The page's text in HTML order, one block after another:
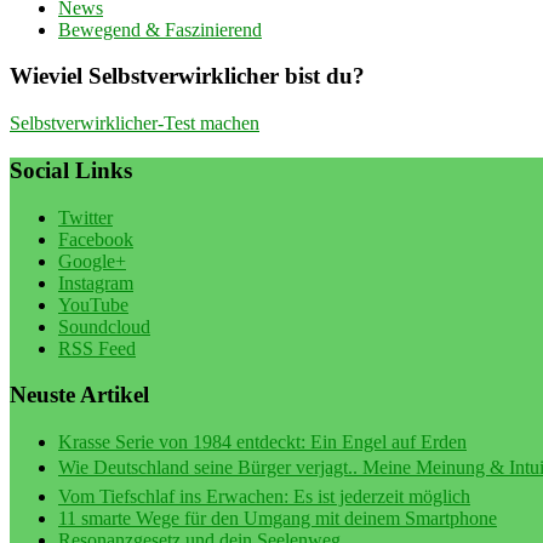
News
Bewegend & Faszinierend
Wieviel Selbstverwirklicher bist du?
Selbstverwirklicher-Test machen
Social Links
Twitter
Facebook
Google+
Instagram
YouTube
Soundcloud
RSS Feed
Neuste Artikel
Krasse Serie von 1984 entdeckt: Ein Engel auf Erden
Wie Deutschland seine Bürger verjagt.. Meine Meinung &
Vom Tiefschlaf ins Erwachen: Es ist jederzeit möglich
11 smarte Wege für den Umgang mit deinem Smartphone